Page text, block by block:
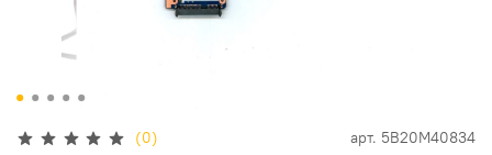
(0) арт. 5B20M40834